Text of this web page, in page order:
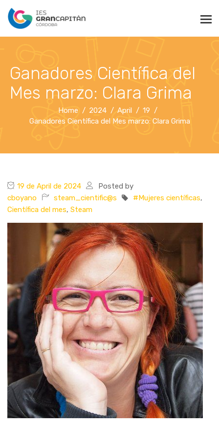
Ganadores Científica del
Mes marzo: Clara Grima
Home 2024 April
19
Ganadores Científica del Mes marzo: Clara Grima
19 de April de 2024
Posted by
cboyano
steam_cientific@s #Mujeres científicas,
Científica del mes, Steam